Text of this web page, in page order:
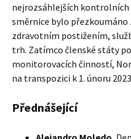
nejrozsáhlejších
směrnice bylo přezkoumáno
zdravotním postižením,
trh. Zatímco členské státy
monitorovacích činností,
na transpozici k 1. únoru
Přednášející